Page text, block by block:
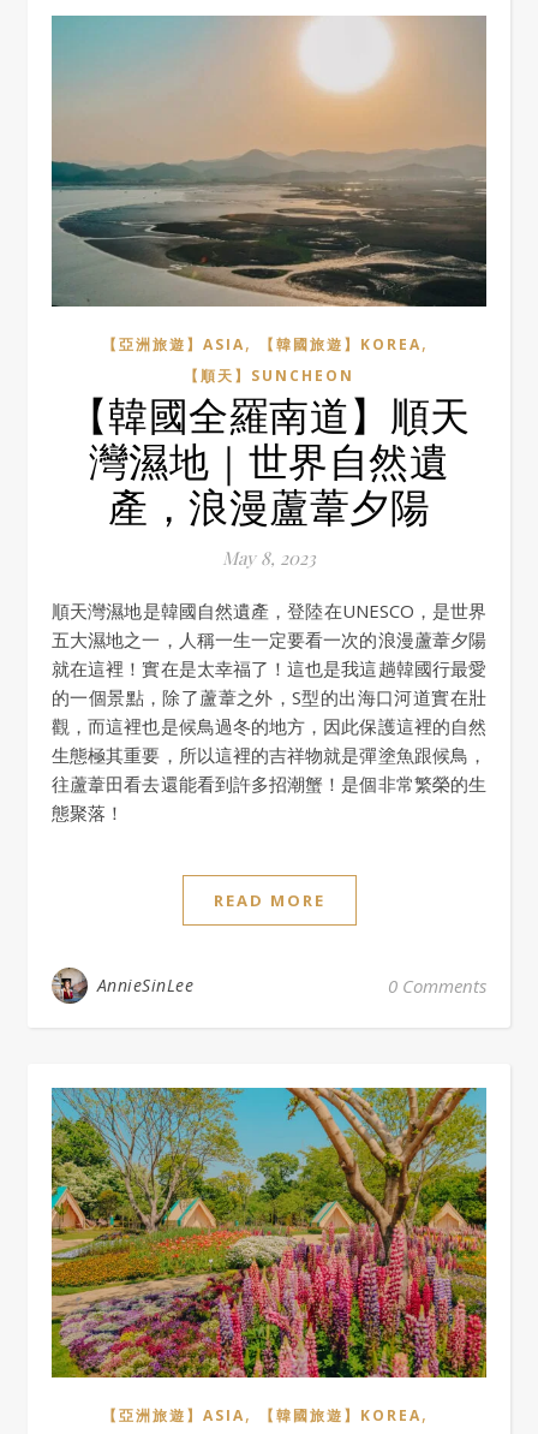
【亞洲旅遊】ASIA, 【韓國旅遊】KOREA,
【順天】SUNCHEON
【韓國全羅南道】順天
灣濕地｜世界自然遺
產，浪漫蘆葦夕陽
May 8, 2023
順天灣濕地是韓國自然遺產，登陸在UNESCO，是世界
五大濕地之一，人稱一生一定要看一次的浪漫蘆葦夕陽
就在這裡！實在是太幸福了！這也是我這趟韓國行最愛
的一個景點，除了蘆葦之外，S型的出海口河道實在壯
觀，而這裡也是候鳥過冬的地方，因此保護這裡的自然
生態極其重要，所以這裡的吉祥物就是彈塗魚跟候鳥，
往蘆葦田看去還能看到許多招潮蟹！是個非常繁榮的生
態聚落！
READ MORE
AnnieSinLee 0 Comments
【亞洲旅遊】ASIA, 【韓國旅遊】KOREA,